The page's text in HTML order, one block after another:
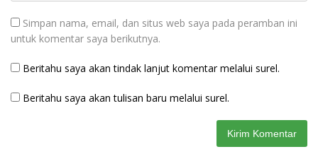
Simpan nama, email, dan situs web saya pada peramban ini
untuk komentar saya berikutnya.
Beritahu saya akan tindak lanjut komentar melalui surel.
Beritahu saya akan tulisan baru melalui surel.